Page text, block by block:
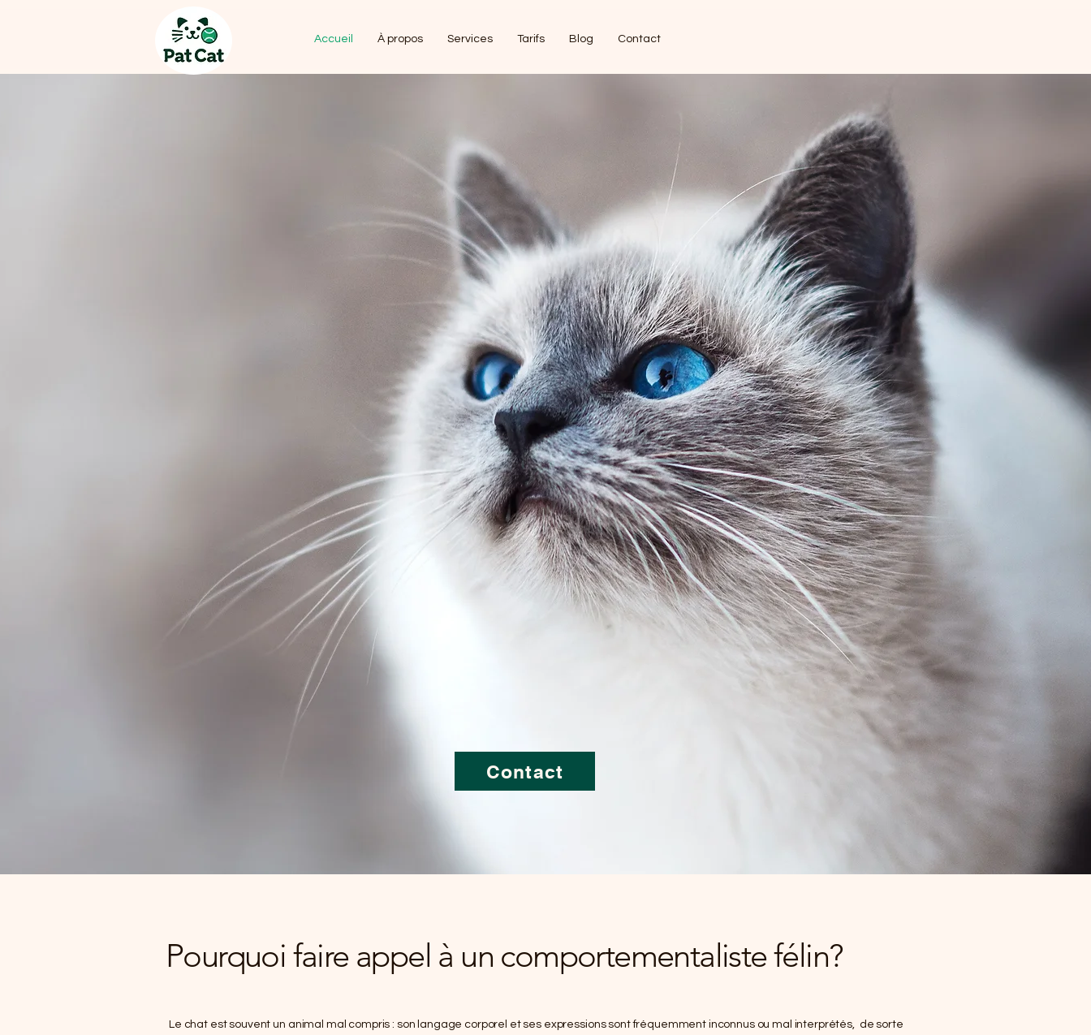
Accueil À propos Services Tarifs Blog Contact
Contact
Pourquoi faire appel à un comportementaliste félin?
Le chat est souvent un animal mal compris : son langage corporel et ses expressions sont fréquemment inconnus ou mal interprétés, de sorte